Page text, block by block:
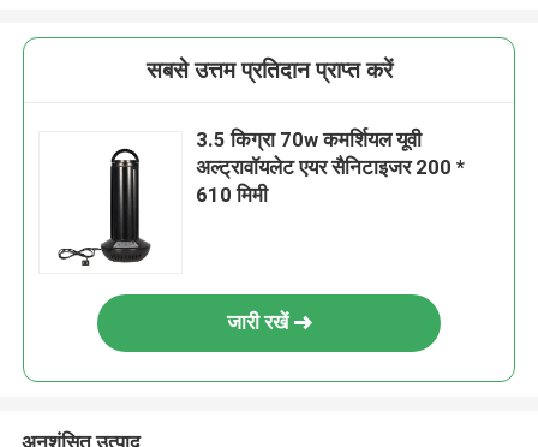
सबसे उत्तम प्रतिदान प्राप्त करें
3.5 किग्रा 70w कमर्शियल यूवी
अल्ट्रावॉयलेट एयर सैनिटाइजर 200 *
610 मिमी
जारी रखें
अनुशंसित उत्पाद